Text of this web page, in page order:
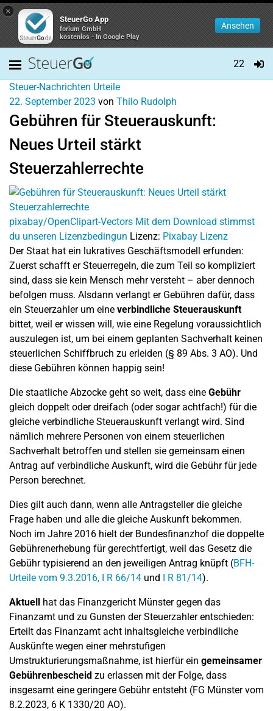
×
SteuerGo App
forium GmbH
kostenlos - In Google Play
Ansehen
22
Steuer-Nachrichten Urteile
22. September 2023 von Thilo Rudolph
Gebühren für Steuerauskunft:
Neues Urteil stärkt
Steuerzahlerrechte
pixabay/OpenClipart-Vectors Mit dem Download stimmst
du unseren Lizenzbedingun Lizenz: Pixabay Lizenz
Der Staat hat ein lukratives Geschäftsmodell erfunden:
Zuerst schafft er Steuerregeln, die zum Teil so kompliziert
sind, dass sie kein Mensch mehr versteht – aber dennoch
befolgen muss. Alsdann verlangt er Gebühren dafür, dass
ein Steuerzahler um eine verbindliche Steuerauskunft
bittet, weil er wissen will, wie eine Regelung voraussichtlich
auszulegen ist, um bei einem geplanten Sachverhalt keinen
steuerlichen Schiffbruch zu erleiden (§ 89 Abs. 3 AO). Und
diese Gebühren können happig sein!
Die staatliche Abzocke geht so weit, dass eine Gebühr
gleich doppelt oder dreifach (oder sogar achtfach!) für die
gleiche verbindliche Steuerauskunft verlangt wird. Sind
nämlich mehrere Personen von einem steuerlichen
Sachverhalt betroffen und stellen sie gemeinsam einen
Antrag auf verbindliche Auskunft, wird die Gebühr für jede
Person berechnet.
Dies gilt auch dann, wenn alle Antragsteller die gleiche
Frage haben und alle die gleiche Auskunft bekommen.
Noch im Jahre 2016 hielt der Bundesfinanzhof die doppelte
Gebührenerhebung für gerechtfertigt, weil das Gesetz die
Gebühr typisierend an den jeweiligen Antrag knüpft (BFH-
Urteile vom 9.3.2016, I R 66/14 und I R 81/14).
Aktuell hat das Finanzgericht Münster gegen das
Finanzamt und zu Gunsten der Steuerzahler entschieden:
Erteilt das Finanzamt acht inhaltsgleiche verbindliche
Auskünfte wegen einer mehrstufigen
Umstrukturierungsmaßnahme, ist hierfür ein gemeinsamer
Gebührenbescheid zu erlassen mit der Folge, dass
insgesamt eine geringere Gebühr entsteht (FG Münster vom
8.2.2023, 6 K 1330/20 AO).